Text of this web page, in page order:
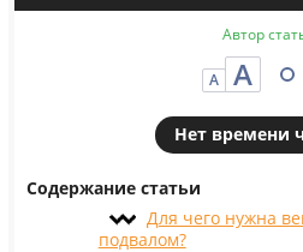
Автор
А А
Нет времени
Содержание статьи
Для чего нужна
подвалом?